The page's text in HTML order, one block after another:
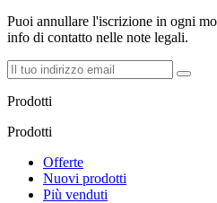
Puoi annullare l'iscrizione in ogni
info di contatto nelle note legali.
Prodotti
Prodotti
Offerte
Nuovi prodotti
Più venduti